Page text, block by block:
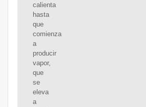
calienta
hasta
que
comienza
a
producir
vapor,
que
se
eleva
a